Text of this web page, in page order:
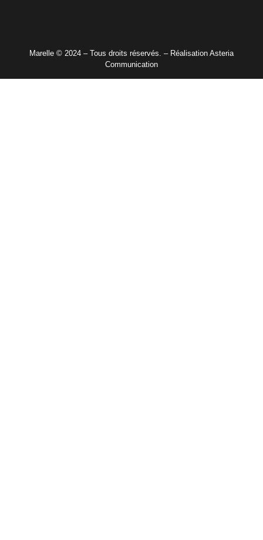
Marelle © 2024 – Tous droits réservés. – Réalisation Asteria
Communication